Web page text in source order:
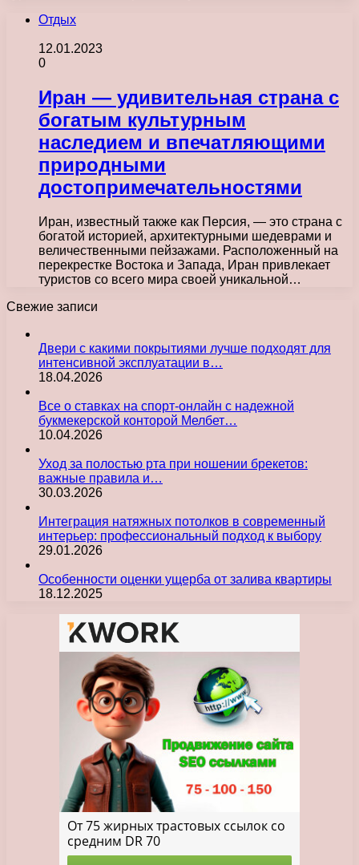
Отдых
12.01.2023
0
Иран — удивительная страна с
богатым культурным
наследием и впечатляющими
природными
достопримечательностями
Иран, известный также как Персия, — это страна с
богатой историей, архитектурными шедеврами и
величественными пейзажами. Расположенный на
перекрестке Востока и Запада, Иран привлекает
туристов со всего мира своей уникальной…
Свежие записи
Двери с какими покрытиями лучше подходят для
интенсивной эксплуатации в…
18.04.2026
Все о ставках на спорт-онлайн с надежной
букмекерской конторой Мелбет…
10.04.2026
Уход за полостью рта при ношении брекетов:
важные правила и…
30.03.2026
Интеграция натяжных потолков в современный
интерьер: профессиональный подход к выбору
29.01.2026
Особенности оценки ущерба от залива квартиры
18.12.2025